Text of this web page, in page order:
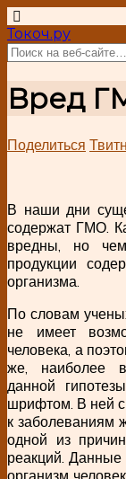
Токоч.ру
Вред
Поделиться
В наши дни
содержат ГМО.
вредны, но
продукции
организма.
По словам
не имеет
человека, а
же, наиболее
данной
шрифтом. В ней
к заболеваниям
одной из
реакций. Данные
организм